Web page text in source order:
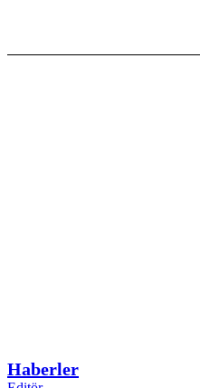
Haberler